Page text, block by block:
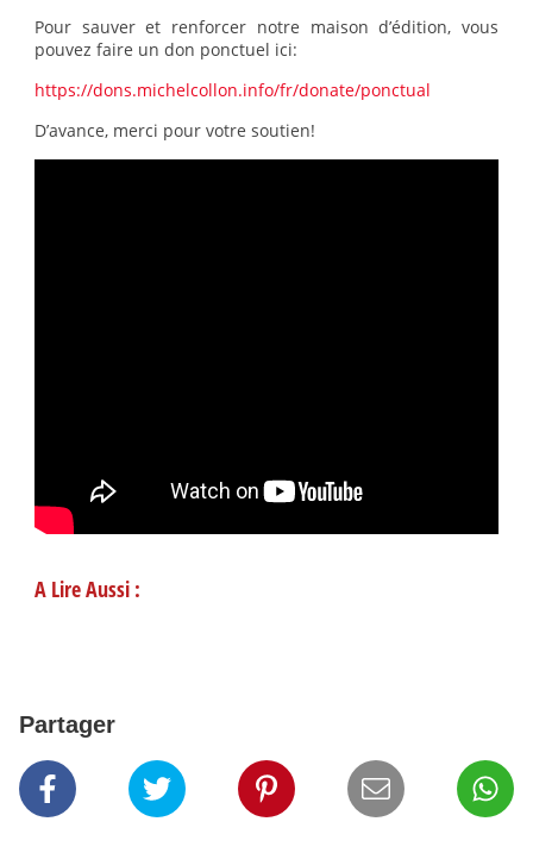
Pour sauver et renforcer notre maison d’édition, vous
pouvez faire un don ponctuel ici:
https://dons.michelcollon.info/fr/donate/ponctual
D’avance, merci pour votre soutien!
A Lire Aussi :
Partager